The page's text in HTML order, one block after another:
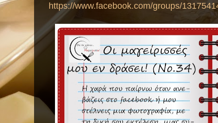
https://www.facebook.com/groups/